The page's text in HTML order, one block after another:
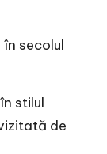
secolul
stilul
de